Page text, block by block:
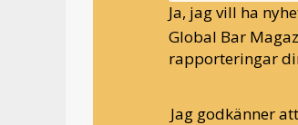
Ja, jag vill ha
Global Bar
rapporteringar
Jag godkänner